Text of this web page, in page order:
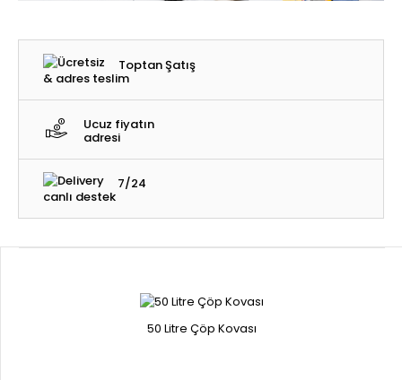
Toptan Şatış
& adres teslim
Ucuz fiyatın
adresi
7/24
canlı destek
50 Litre Çöp Kovası